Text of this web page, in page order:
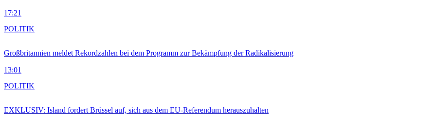
17:21
Großbritannien meldet Rekordzahlen bei dem Programm zur Bekämpfung der Radikalisierung
13:01
POLITIK
EXKLUSIV: Island fordert Brüssel auf, sich aus dem EU-Referendum herauszuhalten
POLITIK